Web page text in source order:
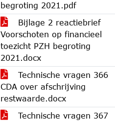
begroting 2021.pdf
Bijlage 2 reactiebrief
Voorschoten op financieel
toezicht PZH begroting
2021.docx
Technische vragen 366
CDA over afschrijving
restwaarde.docx
Technische vragen 367